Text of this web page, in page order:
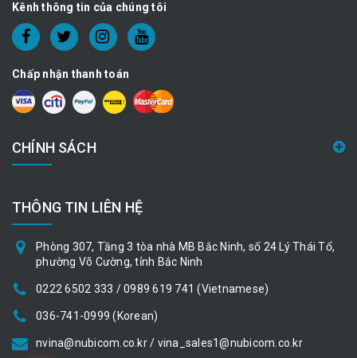
Kênh thông tin của chúng tôi
Chấp nhận thanh toán
CHÍNH SÁCH
THÔNG TIN LIÊN HỆ
Phòng 307, Tầng 3 tòa nhà MB Bắc Ninh, số 24 Lý Thái Tổ,
phường Võ Cường, tỉnh Bắc Ninh
0222 6502 333 / 0989 619 741 (Vietnamese)
036-741-0999 (Korean)
nvina@nubicom.co.kr / vina_sales1@nubicom.co.kr